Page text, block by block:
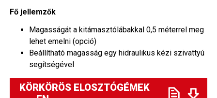
Fő jellemzők
Magasságát a kitámasztólábakkal 0,5 méterrel meg
lehet emelni (opció)
Beállítható magasság egy hidraulikus kézi szivattyú
segítségével
KÖRKÖRÖS ELOSZTÓGÉMEK